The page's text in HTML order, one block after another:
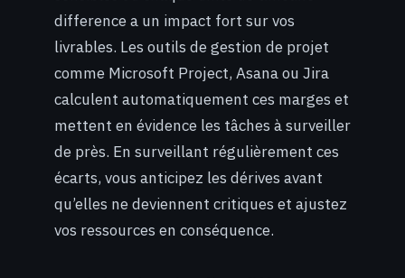
difference a un impact fort sur vos
livrables. Les outils de gestion de projet
comme Microsoft Project, Asana ou Jira
calculent automatiquement ces marges et
mettent en évidence les tâches à surveiller
de près. En surveillant régulièrement ces
écarts, vous anticipez les dérives avant
qu’elles ne deviennent critiques et ajustez
vos ressources en conséquence.